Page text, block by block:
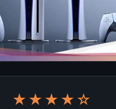
★★★★☆